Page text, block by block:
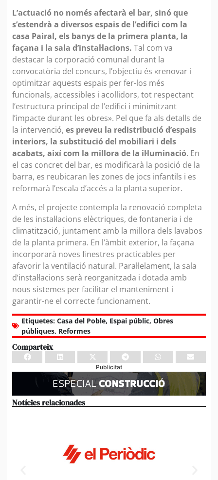
L’actuació no només afectarà el bar, sinó que
s’estendrà a diversos espais de l’edifici com la
casa Pairal, els banys de la primera planta, la
façana i la sala d’instal·lacions. Tal com va
destacar la corporació comunal durant la
convocatòria del concurs, l’objectiu és «renovar i
optimitzar aquests espais per fer-los més
funcionals, accessibles i acollidors, tot respectant
l’estructura principal de l’edifici i minimitzant
l’impacte durant les obres». Pel que fa als detalls de
la intervenció, es preveu la redistribució d’espais
interiors, la substitució del mobiliari i dels
acabats, així com la millora de la il·luminació. En
el cas concret del bar, es modificarà la posició de la
barra, es reubicaran les zones de jocs infantils i es
reformarà l’escala d’accés a la planta superior.
A més, el projecte contempla la renovació completa
de les instal·lacions elèctriques, de fontaneria i de
climatització, juntament amb la millora dels lavabos
de la planta primera. En l’àmbit exterior, la façana
incorporarà noves finestres practicables per
afavorir la ventilació natural. Paral·lelament, la sala
d’instal·lacions serà reorganitzada i dotada amb
nous sistemes per facilitar el manteniment i
garantir-ne el correcte funcionament.
Etiquetes: Casa del Poble, Espai públic, Obres
públiques, Reformes
Comparteix
Publicitat
Notícies relacionades